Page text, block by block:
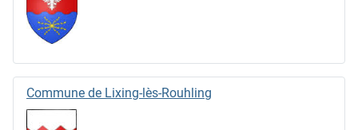
Commune de Lixing-lès-Rouhling